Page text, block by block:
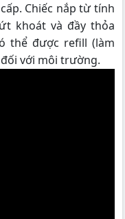
Chiếc nắp từ tính
khoát và đầy thỏa
thể được refill (làm
đối với môi trường.